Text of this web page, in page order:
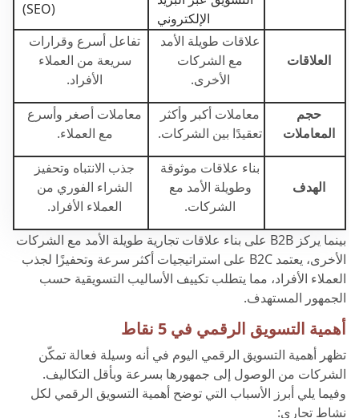
الإلكتروني
(SEO)
العلاقات
علاقات طويلة الأمد
مع الشركات
الأخرى.
تفاعل أسرع وقرارات
سريعة من العملاء
الأفراد.
حجم
المعاملات
معاملات أكبر وأكثر
تعقيدًا بين الشركات.
معاملات أصغر وأسرع
مع العملاء.
الهدف
بناء علاقات موثوقة
وطويلة الأمد مع
الشركات.
جذب الانتباه وتحفيز
الشراء الفوري من
العملاء الأفراد.
بينما يركز B2B على بناء علاقات تجارية طويلة الأمد مع الشركات
الأخرى، يعتمد B2C على استراتيجيات أكثر سرعة وتحفيزًا لجذب
العملاء الأفراد، مما يتطلب تكييف الأساليب التسويقية حسب
الجمهور المستهدف.
أهمية التسويق الرقمي في 5 نقاط
تظهر أهمية التسويق الرقمي اليوم في أنه وسيلة فعالة تمكّن
الشركات من الوصول إلى جمهورها بسرعة وبأقل التكاليف.
وفيما يلي أبرز الأسباب التي توضح أهمية التسويق الرقمي لكل
نشاط تجاري: